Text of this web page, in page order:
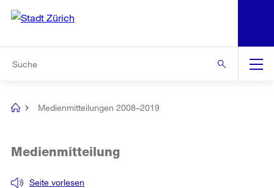
Navigation
[no
Medienmitteilungen 2008–2019
Seite vorlesen
Medienmitteilung